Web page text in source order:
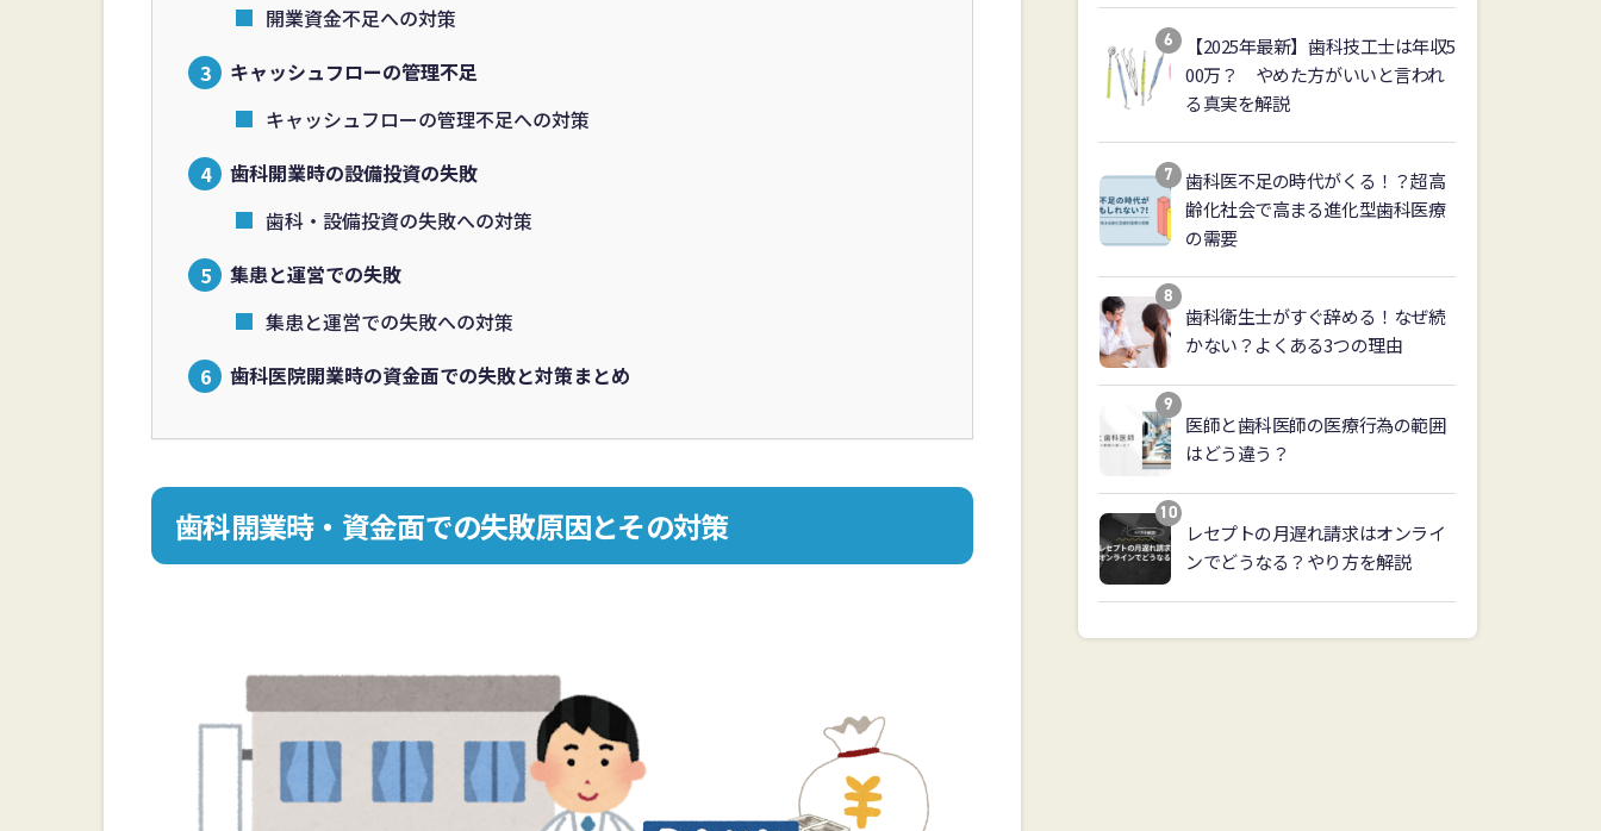
開業資金不足への対策
キャッシュフローの管理不足
キャッシュフローの管理不足への対策
歯科開業時の設備投資の失敗
歯科・設備投資の失敗への対策
集患と運営での失敗
集患と運営での失敗への対策
歯科医院開業時の資金面での失敗と対策まとめ
歯科開業時・資金面での失敗原因とその対策
【2025年最新】歯科技工士は年収5
00万？ やめた方がいいと言われ
る真実を解説
歯科医不足の時代がくる！？超高
齢化社会で高まる進化型歯科医療
の需要
歯科衛生士がすぐ辞める！なぜ続
かない？よくある3つの理由
医師と歯科医師の医療行為の範囲
はどう違う？
レセプトの月遅れ請求はオンライ
ンでどうなる？やり方を解説